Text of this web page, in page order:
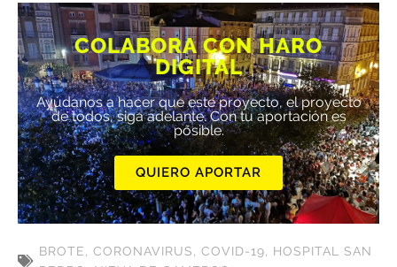
COLABORA CON HARO
DIGITAL
Ayúdanos a hacer que este proyecto, el proyecto
de todos, siga adelante. Con tu aportación es
posible.
QUIERO APORTAR
BROTE, CORONAVIRUS, COVID-19, HOSPITAL SAN